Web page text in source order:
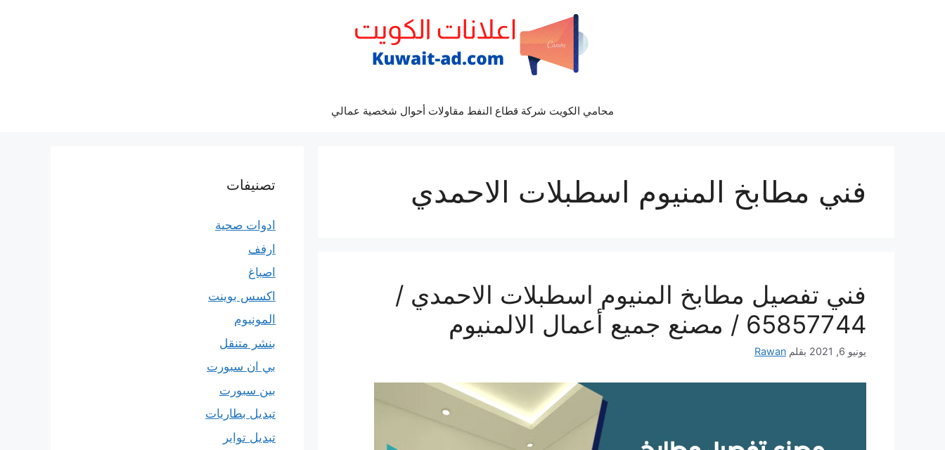
محامي الكويت شركة قطاع النفط مقاولات أحوال شخصية عمالي
فني مطابخ المنيوم اسطبلات الاحمدي
فني تفصيل مطابخ المنيوم اسطبلات الاحمدي /
65857744 / مصنع جميع أعمال الالمنيوم
يونيو 6, 2021 بقلم Rawan
تصنيفات
ادوات صحية
ارفف
اصباغ
اكسس بوينت
المونيوم
بنشر متنقل
بي ان سبورت
بين سبورت
تبديل بطاريات
تبديل تواير